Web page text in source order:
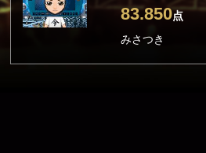
83.850点
みさつき